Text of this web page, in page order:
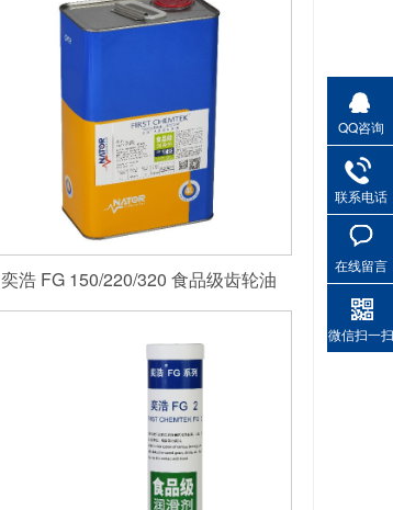
奕浩 FG 150/220/320 食品级齿轮油
QQ咨询
联系电话
在线留言
微信扫一扫